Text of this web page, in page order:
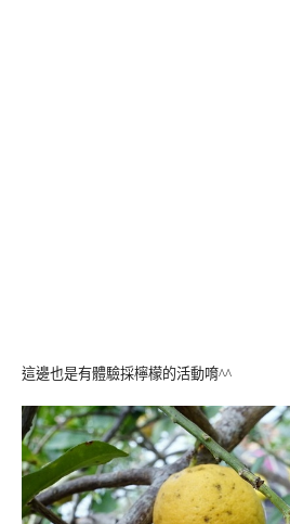
這邊也是有體驗採檸檬的活動唷^^